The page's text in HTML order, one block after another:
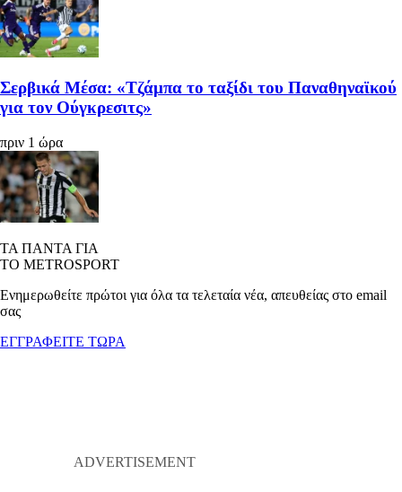
Σερβικά Μέσα: «Τζάμπα το ταξίδι του Παναθηναϊκού
για τον Ούγκρεσιτς»
πριν 1 ώρα
ΤΑ ΠΑΝΤΑ ΓΙΑ
ΤΟ METROSPORT
Ενημερωθείτε πρώτοι για όλα τα τελεταία νέα, απευθείας στο email
σας
ΕΓΓΡΑΦΕΙΤΕ ΤΩΡΑ